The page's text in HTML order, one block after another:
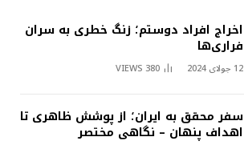
اخراج افراد دوستم؛ زنگ خطری به سران
فراری‌ها
12 جولای 2024 380
VIEWS
سفر محقق به ایران؛ از پوشش ظاهری تا
اهداف پنهان – نگاهی مختصر